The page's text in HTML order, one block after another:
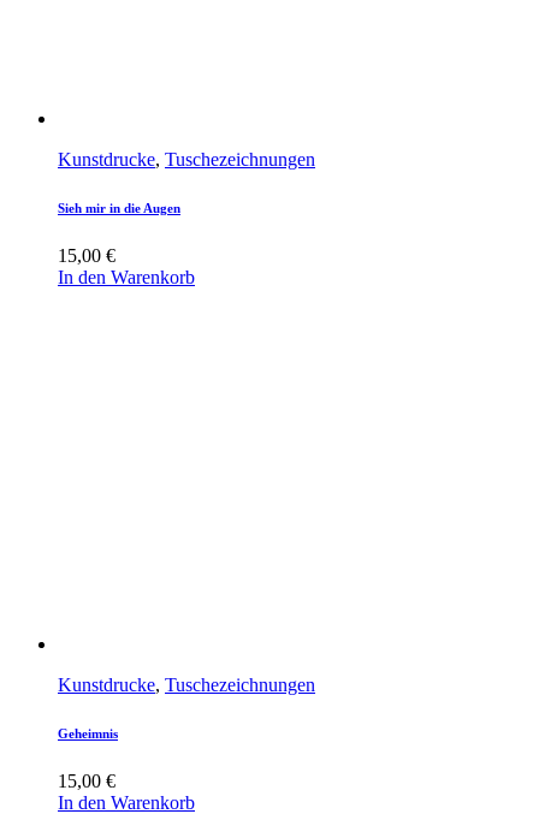
Kunstdrucke, Tuschezeichnungen
Sieh mir in die Augen
15,00 €
In den Warenkorb
Kunstdrucke, Tuschezeichnungen
Geheimnis
15,00 €
In den Warenkorb